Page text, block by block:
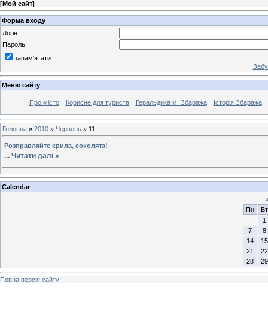
[Мой сайт]
Форма входу
Логін:
Пароль:
запам'ятати
Меню сайту
Про місто Корисне для туриста Геральдика м. Збаража Історія Збаража
Головна » 2010 » Червень » 11
Розправляйте крила, соколята!
... Читати далі »
Calendar
«
Пн
Вт
1
7
8
14
15
21
22
28
29
Повна версія сайту